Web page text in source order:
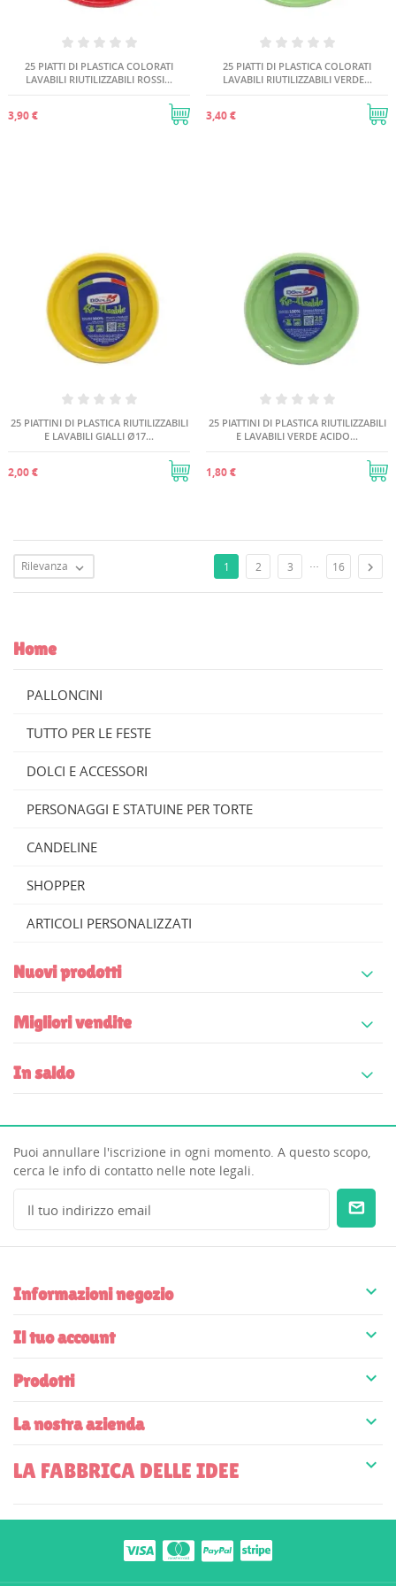
Home
PALLONCINI
TUTTO PER LE FESTE
DOLCI E ACCESSORI
PERSONAGGI E STATUINE PER TORTE
CANDELINE
SHOPPER
ARTICOLI PERSONALIZZATI
Nuovi prodotti
Migliori vendite
In saldo
25 PIATTI DI PLASTICA COLORATI
LAVABILI RIUTILIZZABILI ROSSI...
3,90 €
25 PIATTI DI PLASTICA COLORATI
LAVABILI RIUTILIZZABILI VERDE...
3,40 €
25 PIATTINI DI PLASTICA RIUTILIZZABILI
E LAVABILI GIALLI Ø17...
2,00 €
25 PIATTINI DI PLASTICA RIUTILIZZABILI
E LAVABILI VERDE ACIDO...
1,80 €
Rilevanza  1 2 3 … 16 
Puoi annullare l'iscrizione in ogni momento. A questo scopo,
cerca le info di contatto nelle note legali.
Informazioni negozio 
Il tuo account 
Prodotti 
La nostra azienda 
LA FABBRICA DELLE IDEE 